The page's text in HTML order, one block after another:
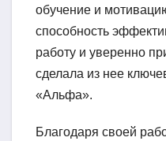
обучение и
способность
работу и уверенно
сделала из нее
«Альфа».
Благодаря своей